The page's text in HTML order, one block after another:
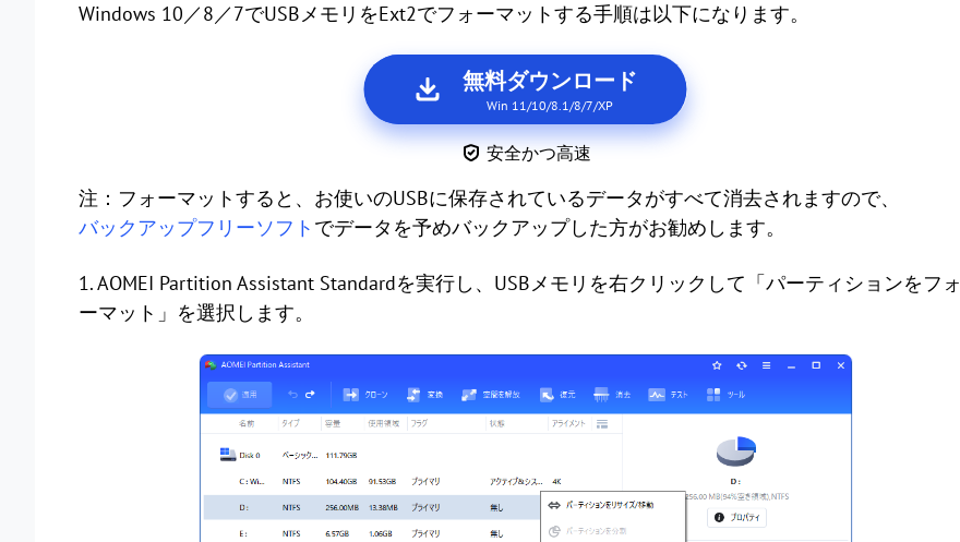
Windows 10／8／7でUSBメモリをExt2でフォーマットする手順は以下になります。
無料ダウンロード
Win 11/10/8.1/8/7/XP
安全かつ高速
注：フォーマットすると、お使いのUSBに保存されているデータがすべて消去されますので、
バックアップフリーソフト でデータを予めバックアップした方がお勧めします。
1. AOMEI Partition Assistant Standardを実行し、USBメモリを右クリックして「パーティションをフォ
ーマット」を選択します。